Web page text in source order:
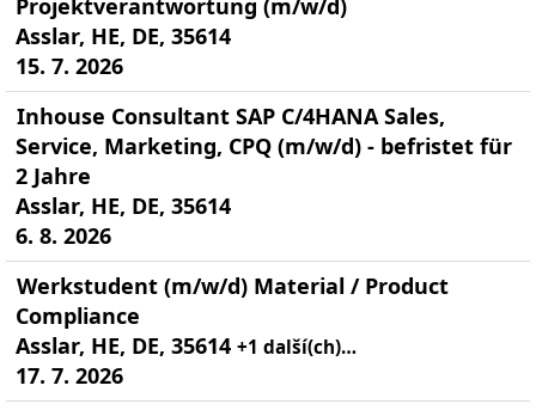
Projektverantwortung (m/w/d)
Asslar, HE, DE, 35614
15. 7. 2026
Inhouse Consultant SAP C/4HANA Sales,
Service, Marketing, CPQ (m/w/d) - befristet für
2 Jahre
Asslar, HE, DE, 35614
6. 8. 2026
Werkstudent (m/w/d) Material / Product
Compliance
Asslar, HE, DE, 35614 +1 další(ch)…
17. 7. 2026